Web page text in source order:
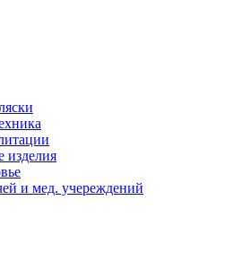
изделия
и мед. учереждений